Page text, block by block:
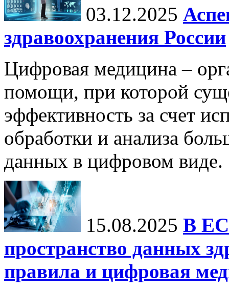
03.12.2025
здравоохранения России
Цифровая медицина –
помощи, при которой
эффективность за счет
обработки и анализа
данных в цифровом виде.
15.08.2025 В ЕС
пространство данных
правила и цифровая